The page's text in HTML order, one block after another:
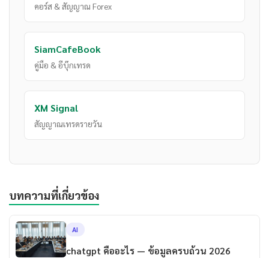
คอร์ส & สัญญาณ Forex
SiamCafeBook
คู่มือ & อีบุ๊กเทรด
XM Signal
สัญญาณเทรดรายวัน
บทความที่เกี่ยวข้อง
AI
chatgpt คืออะไร — ข้อมูลครบถ้วน 2026